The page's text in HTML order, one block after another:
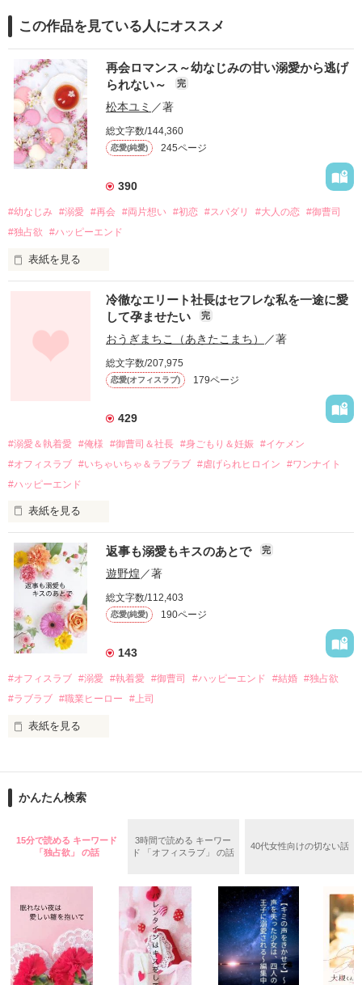
この作品を見ている人にオススメ
再会ロマンス～幼なじみの甘い溺愛から逃げ
られない～
完
松本ユミ ／著
総文字数/144,360
恋愛(純愛) 245ページ
390
#幼なじみ #溺愛 #再会 #両片想い #初恋 #スパダリ #大人の恋 #御曹司
#独占欲
#ハッピーエンド
表紙を見る
幼なじみの哲平に淡い恋心を抱いていた美桜。
しかし、ある出来事をきっかけに二人の関係は壊れてしまう。
関係修復もできないまま、美桜は両親の離婚によって
引っ越すことになり、哲平とも離れ離れになった。
それから約十二年後。
過去の傷から、二度と会いたくないと思っていた哲平に
運命のような再会を果たす。
酔った勢いで一夜を共にしてしまった。
さらに、美桜が初めてだと知った哲平は
『責任をとる、結婚しよう』と真っ直ぐに告げてきた。
戸惑う美桜とは裏腹に、好きという気持ちを隠すことなく
甘やかしてくる。
そんなある日、哲平は美桜がストーカー被害に
遭っていることを知る。
美桜を守るため、哲平は同居を提案してきて――。
夏木美桜(なつきみお)
鳴海哲平 (なるみてっぺい)
2026.6.5～2026.7.25
＊以前、公開していた話の改稿版です＊
作品を読む
冷徹なエリート社長はセフレな私を一途に愛
して孕ませたい
完
おうぎまちこ（あきたこまち） ／著
総文字数/207,975
恋愛(オフィスラブ) 179ページ
429
#溺愛＆執着愛 #俺様 #御曹司＆社長 #身ごもり＆妊娠 #イケメン
#オフィスラブ #いちゃいちゃ＆ラブラブ #虐げられヒロイン
#ワンナイト
#ハッピーエンド
表紙を見る
おかしな噂を流されて前の職場でうまくいかなかった梅田美
桜は、海外で傷心旅行をしていたところ、日本人美青年と出会
い、酒の勢いもあり一夜限りの関係となる。
帰国後、美桜は新しい職場でワンナイトした美青年と再会。
なんと彼の正体は、とある財閥御曹司にも関わらず、一族を離
れて起業した新進気鋭の実業家、社内でも冷徹だと評判な社長
――御影恭司その人だったのだ――！
なぜか恭司から飼い猫の世話係を命じられた美桜は、猫の世
の関係となってしまい――？
返事も溺愛もキスのあとで 完
遊野煌／著
総文字数/112,403
恋愛(純愛) 190ページ
143
#オフィスラブ #溺愛 #執着愛 #御曹司 #ハッピーエンド #結婚 #独占欲
#ラブラブ #職業ヒーロー #上司
表紙を見る
ションの企画戦略室で働いている。
めた、同期で恋人の石垣守（26）がいるのだが、後輩の姫原由
いた。
守と由羅から『便利屋雛子』と馬鹿にされ、一人こっそり泣い
た上、同居まで提案してきて──？
鷹哉『宜しくな、俺の雛子』🦅
雛子『俺の……ひぃ、雛子？！！！』🐥
シゴデキで冷徹な上司が見せる素顔は、なぜか想像以上に甘く
かんたん検索
15分で読める キーワード
「独占欲」 の話
3時間で読める キーワー
ド 「オフィスラブ」 の話
40代女性向けの切ない話